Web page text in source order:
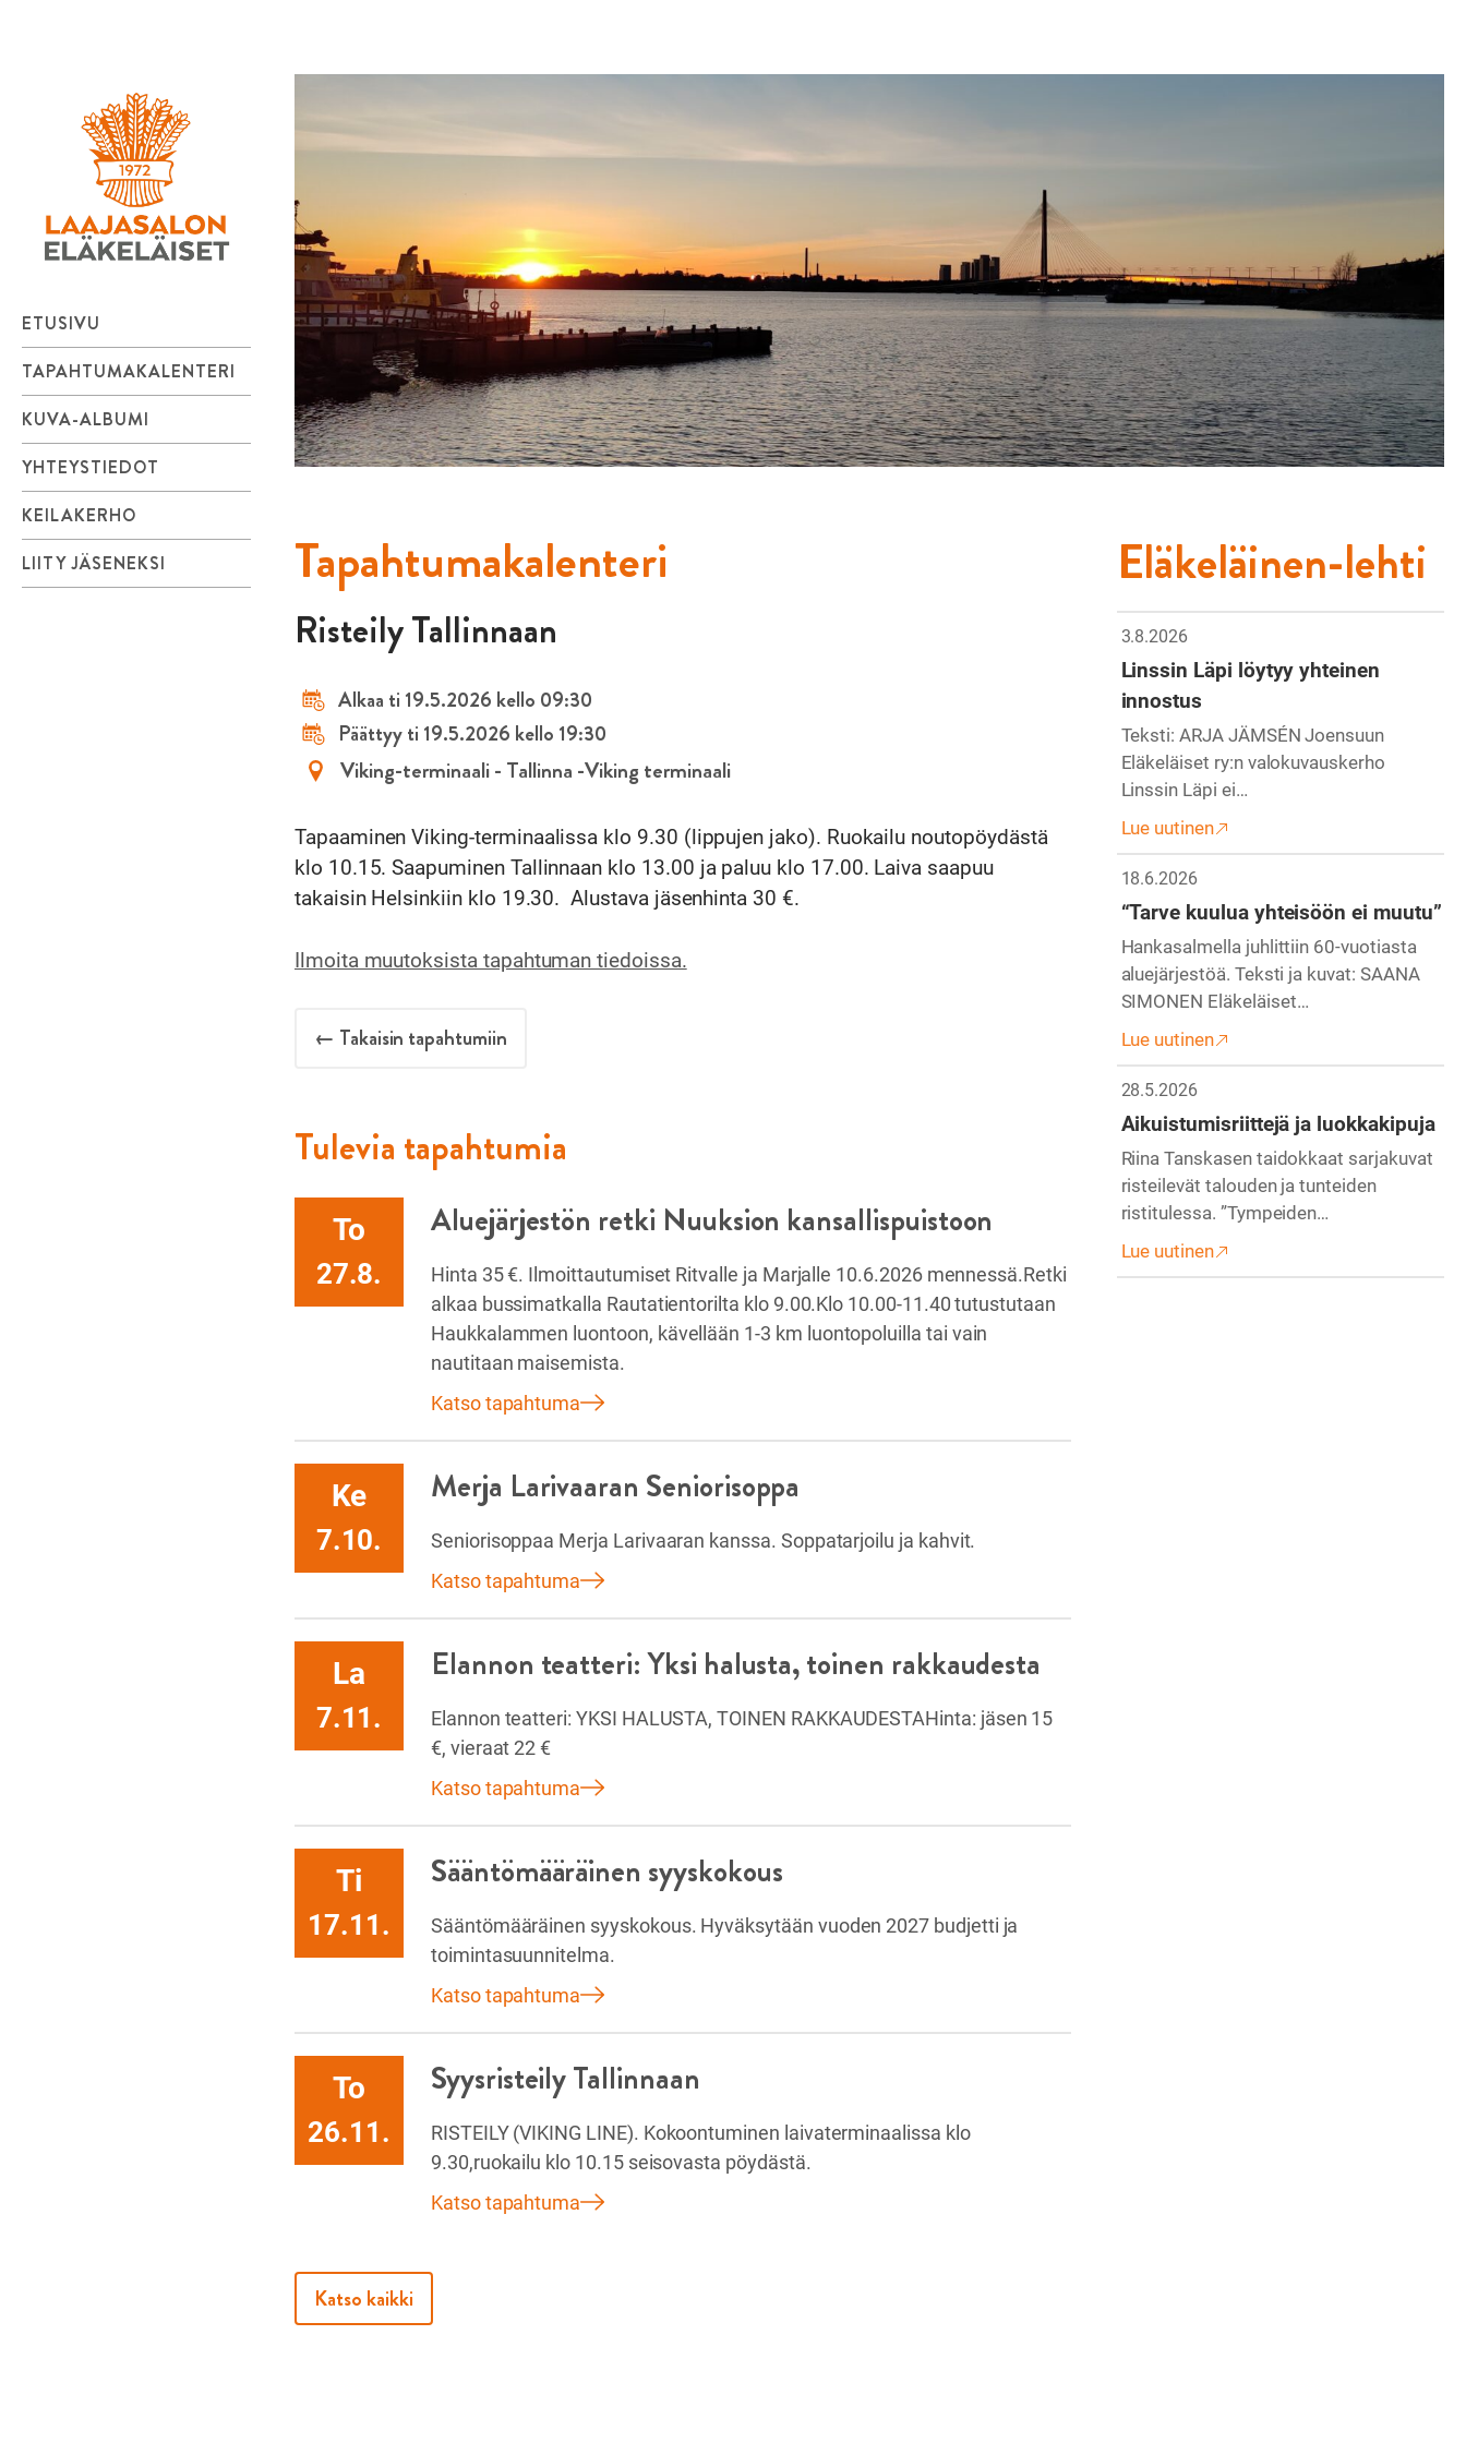
Laajasalon
Eläkeläiset
ry
ETUSIVU
TAPAHTUMAKALENTERI
KUVA-ALBUMI
YHTEYSTIEDOT
KEILAKERHO
LIITY JÄSENEKSI
Tapahtumakalenteri
Risteily Tallinnaan
Alkaa ti 19.5.2026 kello 09:30
Päättyy ti 19.5.2026 kello 19:30
Viking-terminaali - Tallinna -Viking terminaali
Tapaaminen Viking-terminaalissa klo 9.30 (lippujen jako). Ruokailu noutopöydästä
klo 10.15. Saapuminen Tallinnaan klo 13.00 ja paluu klo 17.00. Laiva saapuu
takaisin Helsinkiin klo 19.30. Alustava jäsenhinta 30 €.
Ilmoita muutoksista tapahtuman tiedoissa.
← Takaisin tapahtumiin
Tulevia tapahtumia
To
27.8.
Aluejärjestön retki Nuuksion kansallispuistoon
Hinta 35 €. Ilmoittautumiset Ritvalle ja Marjalle 10.6.2026 mennessä.Retki
alkaa bussimatkalla Rautatientorilta klo 9.00.Klo 10.00-11.40 tutustutaan
Haukkalammen luontoon, kävellään 1-3 km luontopoluilla tai vain
nautitaan maisemista.
Katso tapahtuma
Ke
7.10.
Merja Larivaaran Seniorisoppa
Seniorisoppaa Merja Larivaaran kanssa. Soppatarjoilu ja kahvit.
Katso tapahtuma
La
7.11.
Elannon teatteri: Yksi halusta, toinen rakkaudesta
Elannon teatteri: YKSI HALUSTA, TOINEN RAKKAUDESTAHinta: jäsen 15
€, vieraat 22 €
Katso tapahtuma
Ti
17.11.
Sääntömääräinen syyskokous
Sääntömääräinen syyskokous. Hyväksytään vuoden 2027 budjetti ja
toimintasuunnitelma.
Katso tapahtuma
To
26.11.
Syysristeily Tallinnaan
RISTEILY (VIKING LINE). Kokoontuminen laivaterminaalissa klo
9.30,ruokailu klo 10.15 seisovasta pöydästä.
Katso tapahtuma
Katso kaikki
Eläkeläinen-lehti
3.8.2026
Linssin Läpi löytyy yhteinen
innostus
Teksti: ARJA JÄMSÉN Joensuun
Eläkeläiset ry:n valokuvauskerho
Linssin Läpi ei…
Lue uutinen
18.6.2026
“Tarve kuulua yhteisöön ei muutu”
Hankasalmella juhlittiin 60-vuotiasta
aluejärjestöä. Teksti ja kuvat: SAANA
SIMONEN Eläkeläiset…
Lue uutinen
28.5.2026
Aikuistumisriittejä ja luokkakipuja
Riina Tanskasen taidokkaat sarjakuvat
risteilevät talouden ja tunteiden
ristitulessa. ”Tympeiden…
Lue uutinen